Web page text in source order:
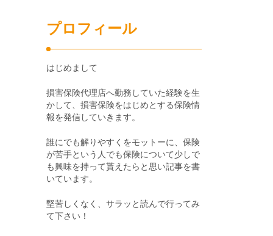
プロフィール
はじめまして
損害保険代理店へ勤務していた経験を生
かして、損害保険をはじめとする保険情
報を発信していきます。
誰にでも解りやすくをモットーに、保険
が苦手という人でも保険について少しで
も興味を持って貰えたらと思い記事を書
いています。
堅苦しくなく、サラッと読んで行ってみ
て下さい！